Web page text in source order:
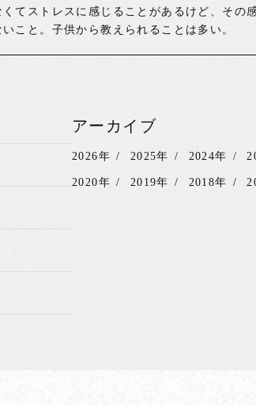
てストレスに感じることがあるけど、その
こと。子供から教えられることは多い。
アーカイブ
2026年 2025年 2024年
2020年 2019年 2018年